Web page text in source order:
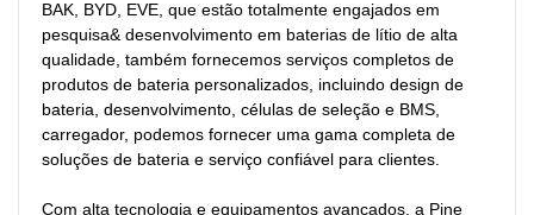
BAK, BYD, EVE, que estão totalmente engajados em
pesquisa& desenvolvimento em baterias de lítio de alta
qualidade, também fornecemos serviços completos de
produtos de bateria personalizados, incluindo design de
bateria, desenvolvimento, células de seleção e BMS,
carregador, podemos fornecer uma gama completa de
soluções de bateria e serviço confiável para clientes.
Com alta tecnologia e equipamentos avançados, a Pine